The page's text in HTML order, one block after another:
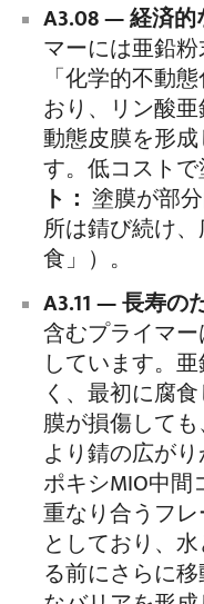
A3.08 — 経済的
マーには亜鉛粉
「化学的不動
おり、リン酸
動態皮膜を形
す。低コストで
ト： 塗膜が部
所は錆び続け
食」）。
A3.11 — 長寿の
含むプライマ
しています。
く、最初に腐
膜が損傷して
より錆の広が
ポキシMIO中
重なり合うフ
としており、
る前にさらに